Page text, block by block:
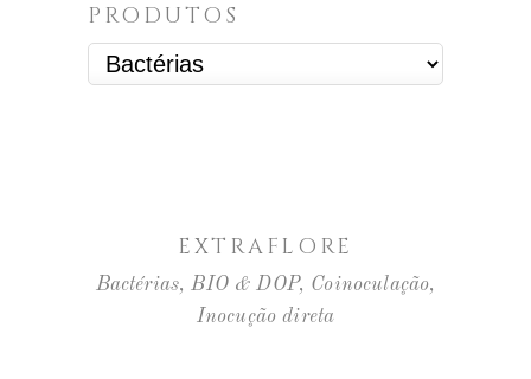
PRODUTOS
EXTRAFLORE
Bactérias,BIO & DOP, Coinoculação,
Inocução direta